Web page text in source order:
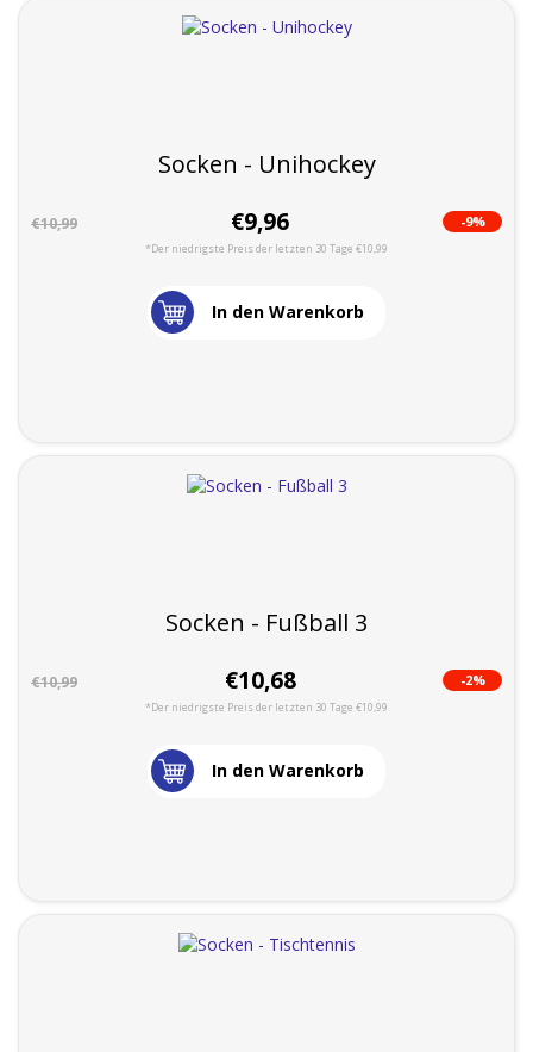
Socken - Unihockey
€10,99 €9,96 -9%
*Der niedrigste Preis der letzten 30 Tage €10,99
In den Warenkorb
Socken - Fußball 3
€10,99 €10,68 -2%
*Der niedrigste Preis der letzten 30 Tage €10,99
In den Warenkorb